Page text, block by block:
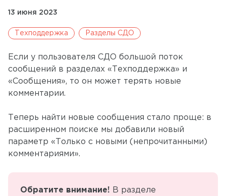
13 июня 2023
Техподдержка Разделы СДО
Если у пользователя СДО большой поток
сообщений в разделах «Техподдержка» и
«Сообщения», то он может терять новые
комментарии.
Теперь найти новые сообщения стало проще: в
расширенном поиске мы добавили новый
параметр «Только с новыми (непрочитанными)
комментариями».
Обратите внимание! В разделе